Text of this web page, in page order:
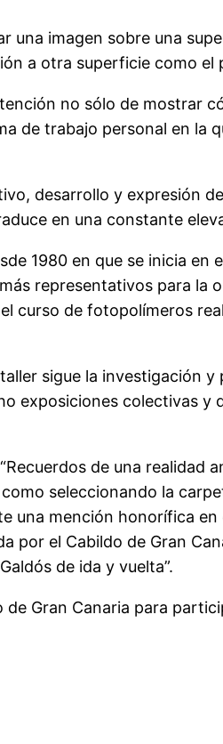
imagen sobre una
a otra superficie como el
no sólo de mostrar
de trabajo personal en la
desarrollo y expresión
en una constante
1980 en que se inicia en
representativos para la
curso de fotopolímeros
sigue la investigación
exposiciones colectivas y
de una realidad
seleccionando la
una mención honorífica
por el Cabildo de Gran
de ida y vuelta”.
Gran Canaria para